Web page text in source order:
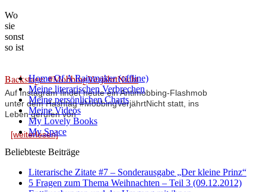
Backstage: #MobbingVerjährtNicht
Auf Instagram findet heute ein Antimobbing-Flashmob
unter dem Hashtag #MobbingVerjährtNicht statt, ins
Leben gerufen von
[weiterlesen]
Wo
sie
sonst
so ist
Home Of A Rainmaker (offline)
Meine literarischen Verbrechen
Meine persönlichen Charts
Meine Videos
My Lovely Books
My Space
Beliebteste Beiträge
Literarische Zitate #7 – Sonderausgabe „Der kleine Prinz“
5 Fragen zum Thema Weihnachten – Teil 3 (09.12.2012)